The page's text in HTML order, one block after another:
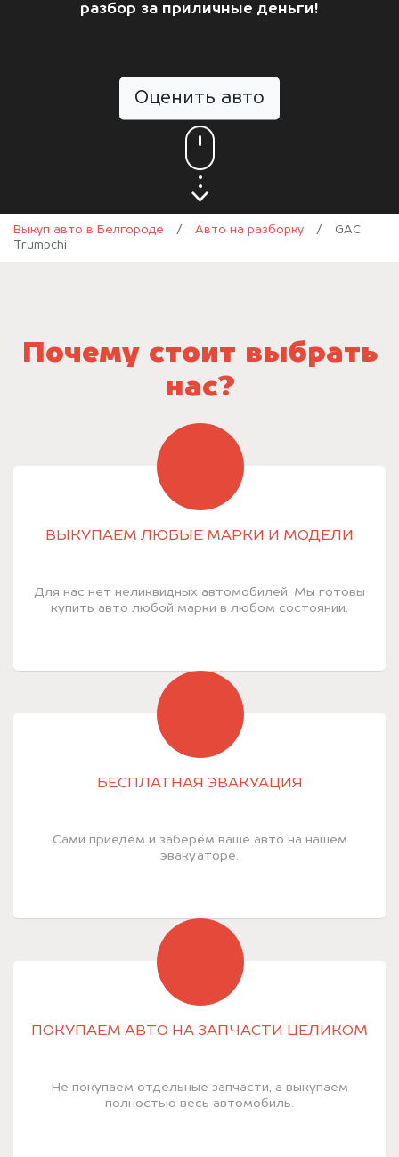
разбор за приличные деньги!
Оценить авто
Выкуп авто в Белгороде / Авто на разборку /
GAC
Trumpchi
Почему стоит выбрать
нас?
ВЫКУПАЕМ ЛЮБЫЕ МАРКИ И МОДЕЛИ
Для нас нет неликвидных автомобилей. Мы готовы
купить авто любой марки в любом состоянии.
БЕСПЛАТНАЯ ЭВАКУАЦИЯ
Сами приедем и заберём ваше авто на нашем
эвакуаторе.
ПОКУПАЕМ АВТО НА ЗАПЧАСТИ ЦЕЛИКОМ
Не покупаем отдельные запчасти, а выкупаем
полностью весь автомобиль.